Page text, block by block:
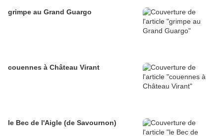
grimpe au Grand Guargo
couennes à Château Virant
le Bec de l'Aigle (de Savournon)